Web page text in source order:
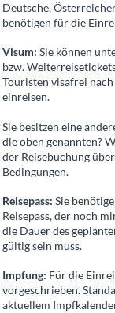
Deutsche,
benötigen für die
Visum: Sie können
bzw.
Touristen visafrei
einreisen.
Sie besitzen eine
die oben genannten?
der Reisebuchung
Bedingungen.
Reisepass: Sie
Reisepass, der noch
die Dauer des
gültig sein muss.
Impfung: Für die
vorgeschrieben.
aktuellem